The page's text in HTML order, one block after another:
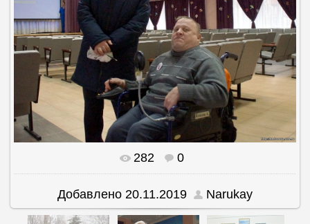
В реальном размере 1500x1147
282 0
Добавлено 20.11.2019 Narukay